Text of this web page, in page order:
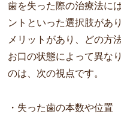
歯を失った際の治療法に
ントといった選択肢があ
メリットがあり、どの方
お口の状態によって異な
のは、次の視点です。
・失った歯の本数や位置